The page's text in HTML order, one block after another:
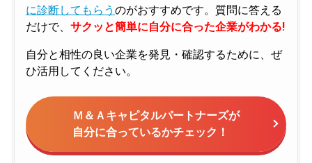
に診断してもらう のがおすすめです。質問に答える
だけで、 サクッと簡単に自分に合った企業がわかる!
自分と相性の良い企業を発見・確認するために、ぜ
ひ活用してください。
Ｍ＆Ａキャピタルパートナーズが
自分に合っているかチェック！